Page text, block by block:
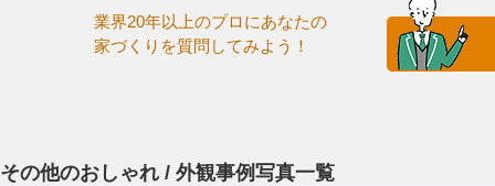
業界20年以上のプロにあなたの
家づくりを質問してみよう！
その他のおしゃれ / 外観事例写真一覧